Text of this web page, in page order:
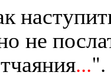
не
...".